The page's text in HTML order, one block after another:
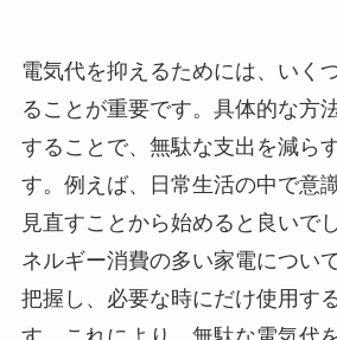
電気代を抑えるためには、いく
ることが重要です。具体的な方
することで、無駄な支出を減ら
す。例えば、日常生活の中で意
見直すことから始めると良いで
ネルギー消費の多い家電につい
把握し、必要な時にだけ使用す